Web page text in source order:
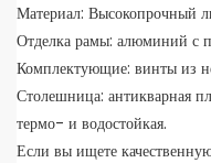
Материал: Высокопрочный
Отделка рамы: алюминий с
Комплектующие: винты из
Столешница: антикварная
термо- и водостойкая.
Если вы ищете